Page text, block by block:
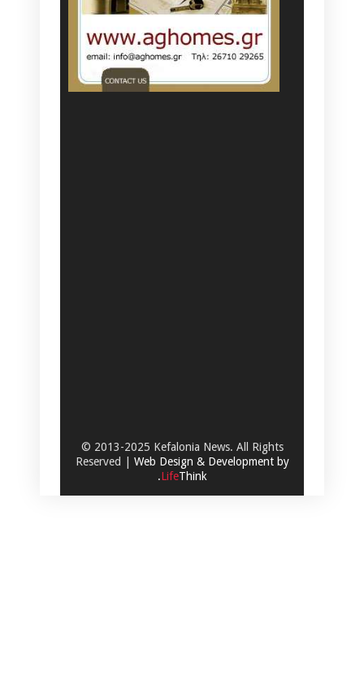
© 2013-2025 Kefalonia News. All Rights
Reserved | Web Design & Development by
.LifeThink